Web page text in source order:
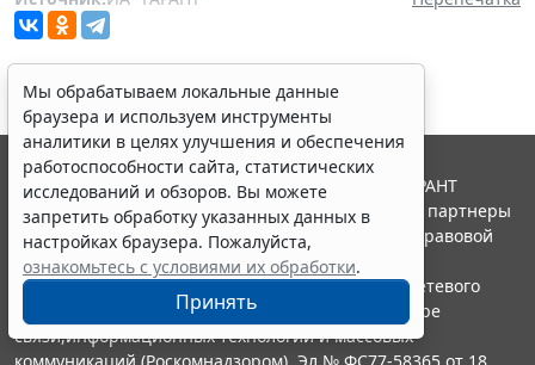
Мы обрабатываем локальные данные
браузера и используем инструменты
аналитики в целях улучшения и обеспечения
работоспособности сайта, статистических
исследований и обзоров. Вы можете
запретить обработку указанных данных в
настройках браузера. Пожалуйста,
ознакомьтесь с условиями их обработки.
Принять
© ООО "НПП "ГАРАНТ-СЕРВИС", 2026. Система ГАРАНТ
выпускается с 1990 года. Компания "Гарант" и ее партнеры
являются участниками Российской ассоциации правовой
информации ГАРАНТ.
Портал ГАРАНТ.РУ зарегистрирован в качестве сетевого
издания Федеральной службой по надзору в сфере
связи,информационных технологий и массовых